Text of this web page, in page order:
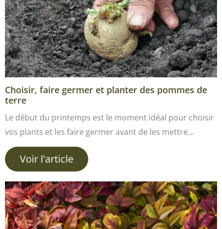
Choisir, faire germer et planter des pommes de
terre
Le début du printemps est le moment idéal pour choisir
vos plants et les faire germer avant de les mettre…
Voir l'article